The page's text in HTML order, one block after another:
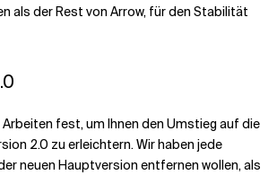
als der Rest von Arrow, für den Stabilität
Arbeiten fest, um Ihnen den Umstieg auf die
2.0 zu erleichtern. Wir haben jede
neuen Hauptversion entfernen wollen, als